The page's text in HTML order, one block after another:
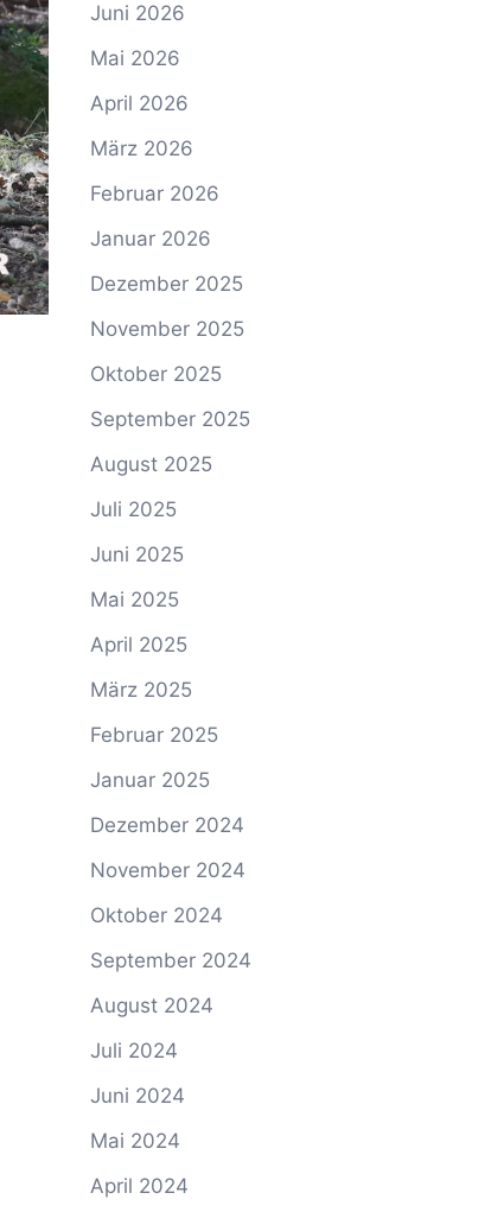
Juni 2026
Mai 2026
April 2026
März 2026
Februar 2026
Januar 2026
Dezember 2025
November 2025
Oktober 2025
September 2025
August 2025
Juli 2025
Juni 2025
Mai 2025
April 2025
März 2025
Februar 2025
Januar 2025
Dezember 2024
November 2024
Oktober 2024
September 2024
August 2024
Juli 2024
Juni 2024
Mai 2024
April 2024